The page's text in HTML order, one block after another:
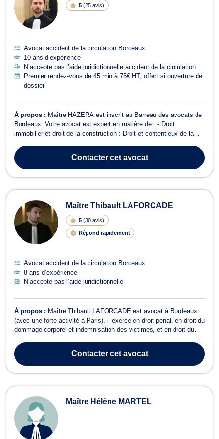
5 (25 avis)
Avocat accident de la circulation Bordeaux
10 ans d’expérience
N’accepte pas l’aide juridictionnelle accident de la circulation
Premier rendez-vous de 45 min à 75€ HT, offert si ouverture de
dossier
À propos : Maître HAZERA est inscrit au Barreau des avocats de
Bordeaux. Votre avocat est expert en matière de : - Droit
immobilier et droit de la construction : Droit et contentieux de la
livraison, malfaçons, responsabilité, réception, expertise,
assurance, garantie...Contactercet avocat
Maître Thibault LAFORCADE
5 (30 avis)
Répond rapidement
Avocat accident de la circulation Bordeaux
8 ans d’expérience
N’accepte pas l’aide juridictionnelle
À propos : Maître Thibault LAFORCADE est avocat à Bordeaux
(avec une forte activité à Paris), il exerce en droit pénal, en droit du
dommage corporel et indemnisation des victimes, et en droit du
principalement en droit pénal général, et ce, aussi bien en faveur
des victimes que...
Contactercet avocat
Maître Hélène MARTEL